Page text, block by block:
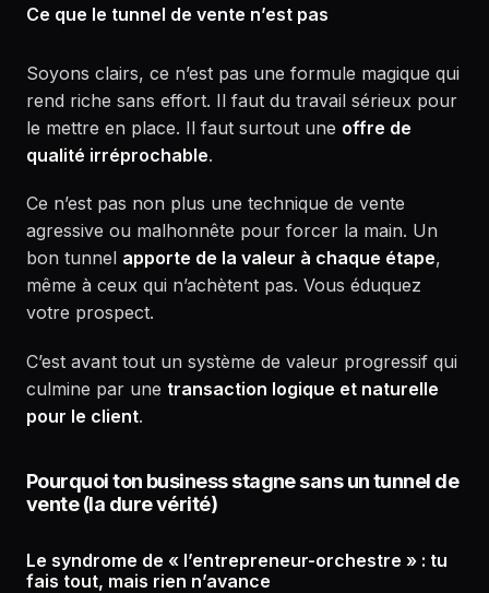
Ce que le tunnel de vente n’est pas
Soyons clairs, ce n’est pas une formule magique qui
rend riche sans effort. Il faut du travail sérieux pour
le mettre en place. Il faut surtout une offre de
qualité irréprochable.
Ce n’est pas non plus une technique de vente
agressive ou malhonnête pour forcer la main. Un
bon tunnel apporte de la valeur à chaque étape,
même à ceux qui n’achètent pas. Vous éduquez
votre prospect.
C’est avant tout un système de valeur progressif qui
culmine par une transaction logique et naturelle
pour le client.
Pourquoi ton business stagne sans un tunnel de
vente (la dure vérité)
Le syndrome de « l’entrepreneur-orchestre » : tu
fais tout, mais rien n’avance